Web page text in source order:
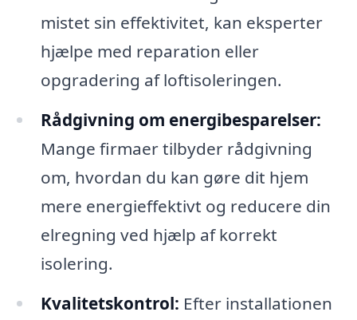
mistet sin effektivitet, kan eksperter
hjælpe med reparation eller
opgradering af loftisoleringen.
Rådgivning om energibesparelser:
Mange firmaer tilbyder rådgivning
om, hvordan du kan gøre dit hjem
mere energieffektivt og reducere din
elregning ved hjælp af korrekt
isolering.
Kvalitetskontrol: Efter installationen